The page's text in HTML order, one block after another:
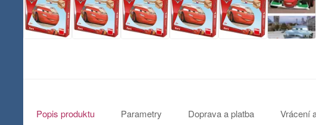
Popis produktu Parametry Doprava a platba Vrácení